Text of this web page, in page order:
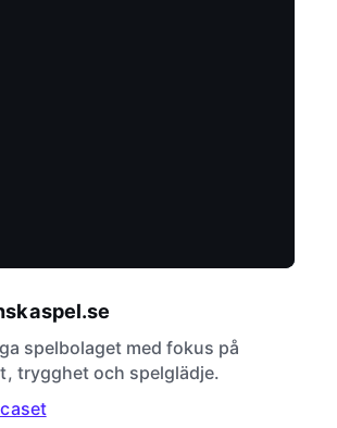
spelbolaget med fokus på
trygghet och spelglädje.